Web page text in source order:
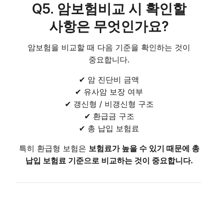
Q5. 암보험비교 시 확인할
사항은 무엇인가요?
암보험을 비교할 때 다음 기준을 확인하는 것이
중요합니다.
✔ 암 진단비 금액
✔ 유사암 보장 여부
✔ 갱신형 / 비갱신형 구조
✔ 환급금 구조
✔ 총 납입 보험료
특히 환급형 보험은 보험료가 높을 수 있기 때문에 총
납입 보험료 기준으로 비교하는 것이 중요합니다.